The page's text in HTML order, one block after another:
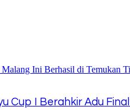
Cup I Berahkir Adu